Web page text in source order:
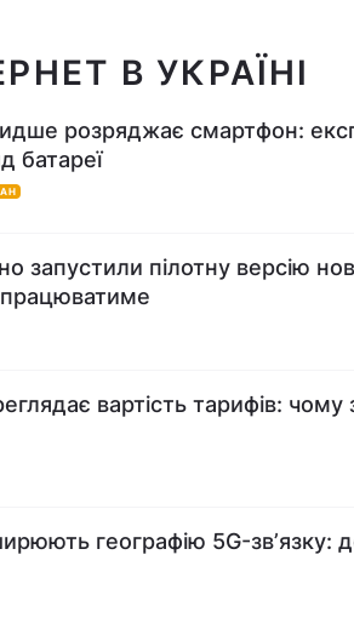
В УКРАЇНІ
розряджає смартфон:
батареї
запустили пілотну версію
працюватиме
вартість тарифів: чому
географію 5G-звʼязку: